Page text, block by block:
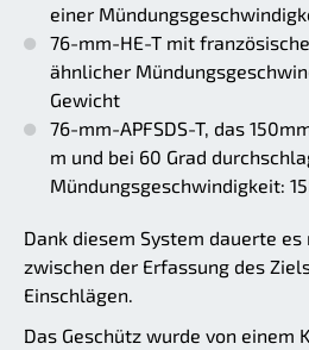
einer
76-mm-HE-T mit
ähnlicher
Gewicht
76-mm-APFSDS-T, das
m und bei 60 Grad
Mündungsgeschwindigkeit:
Dank diesem System dauerte es
zwischen der Erfassung des
Einschlägen.
Das Geschütz wurde von einem